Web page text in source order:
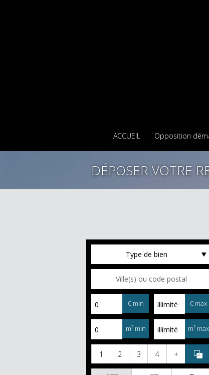
ACCUEIL Opposition
DÉPOSER VOTRE
Type de bien
€ min € max
m² min m² max
1 2 3 4 +